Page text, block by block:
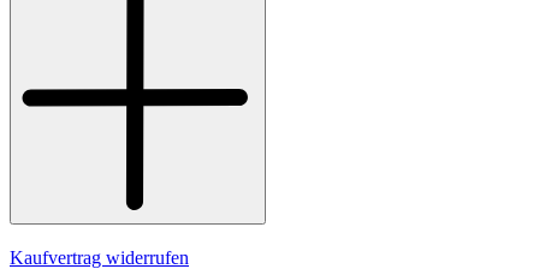
Kaufvertrag widerrufen